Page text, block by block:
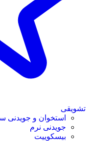
تشویقی
استخوان و جویدنی
جویدنی نرم
بیسکوییت